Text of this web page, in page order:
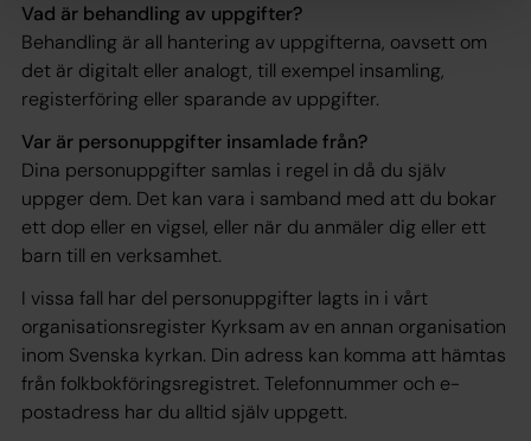
Vad är behandling av uppgifter?
Behandling är all hantering av uppgifterna, oavsett om
det är digitalt eller analogt, till exempel insamling,
registerföring eller sparande av uppgifter.
Var är personuppgifter insamlade från?
Dina personuppgifter samlas i regel in då du själv
uppger dem. Det kan vara i samband med att du bokar
ett dop eller en vigsel, eller när du anmäler dig eller ett
barn till en verksamhet.
I vissa fall har del personuppgifter lagts in i vårt
organisationsregister Kyrksam av en annan organisation
inom Svenska kyrkan. Din adress kan komma att hämtas
från folkbokföringsregistret. Telefonnummer och e-
postadress har du alltid själv uppgett.